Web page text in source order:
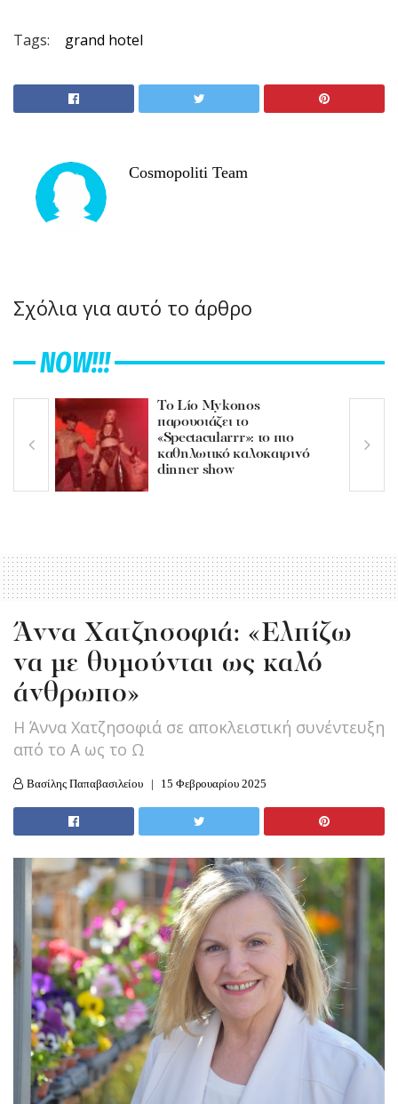
Tags: grand hotel
Cosmopoliti Team
Σχόλια για αυτό το άρθρο
NOW!!!
Το Lío Mykonos
παρουσιάζει το
«Spectacularrr»: το πιο
καθηλωτικό καλοκαιρινό
dinner show
Άννα Χατζησοφιά: «Ελπίζω
να με θυμούνται ως καλό
άνθρωπο»
Η Άννα Χατζησοφιά σε αποκλειστική συνέντευξη
από το Α ως το Ω
Βασίλης Παπαβασιλείου 15 Φεβρουαρίου 2025